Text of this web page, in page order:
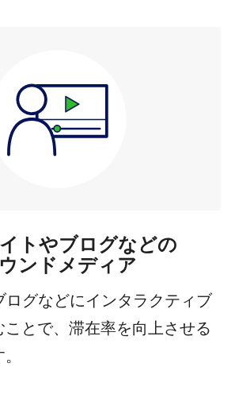
トやブログなどの
ンドメディア
ログなどにインタラクティブ
とで、滞在率を向上させる